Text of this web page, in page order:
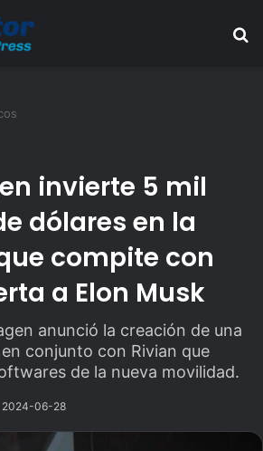
invierte 5 mil
dólares en la
compite con
a Elon Musk
anunció la creación de una
conjunto con Rivian que
de la nueva movilidad.
2024-06-28